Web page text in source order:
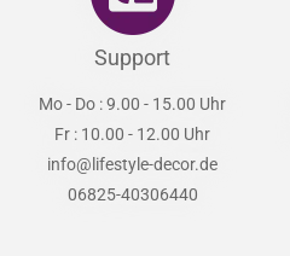
Support
Mo - Do : 9.00 - 15.00 Uhr
Fr : 10.00 - 12.00 Uhr
info@lifestyle-decor.de
06825-40306440